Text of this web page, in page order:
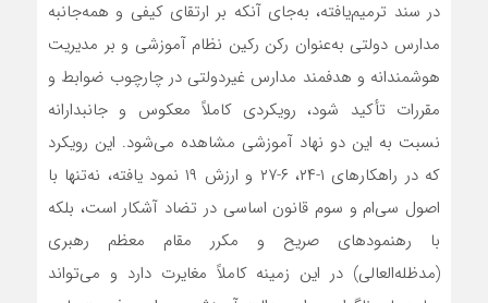
در سند ترمیم‌یافته، به‌جای آنکه بر ارتقای کیفی و همه‌جانبه
مدارس دولتی به‌عنوان رکن رکین نظام آموزشی و بر مدیریت
هوشمندانه و هدفمند مدارس غیردولتی در چارچوب ضوابط و
مقررات تأکید شود، رویکردی کاملاً معکوس و جانبدارانه
نسبت به این دو نهاد آموزشی مشاهده می‌شود. این رویکرد
که در راهکارهای ۱-۲۴، ۶-۲۷ و ارزش ۱۹ نمود یافته، نه‌تنها با
اصول سی‌ام و سوم قانون اساسی در تضاد آشکار است، بلکه
با رهنمودهای صریح و مکرر مقام معظم رهبری
(مدظله‌العالی) در این زمینه کاملاً مغایرت دارد و می‌تواند